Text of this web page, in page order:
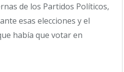
de los Partidos Políticos,
esas elecciones y el
había que votar en